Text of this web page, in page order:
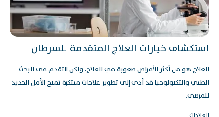
استكشاف خيارات العلاج المتقدمة للسرطان
العلاج هو من أكثر الأمراض صعوبة في العلاج، ولكن التقدم في البحث
الطبي والتكنولوجيا قد أدى إلى تطوير علاجات مبتكرة تمنح الأمل الجديد
للمرضى.
العلاجات